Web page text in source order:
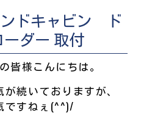
ドキャビン ド
ダー 取付
皆様こんにちは。
続いておりますが、
ですねぇ(^^)/